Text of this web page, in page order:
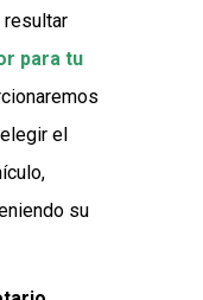
resultar
para tu
el
su